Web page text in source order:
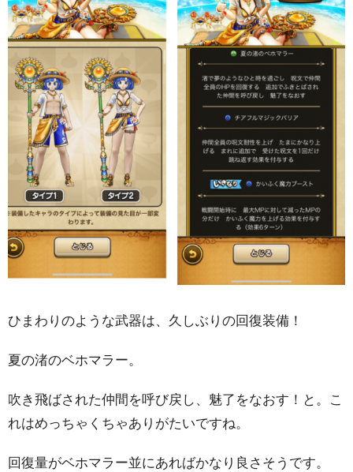
ひまわりのような武器は、久しぶりの回復装備！
夏の渚のベホマラー。
吹き飛ばされた仲間を呼び戻し、魅了をなおす！と。こ
れはめっちゃくちゃありがたいですね。
回復量がベホマラー並にあればかなり良さそうです。